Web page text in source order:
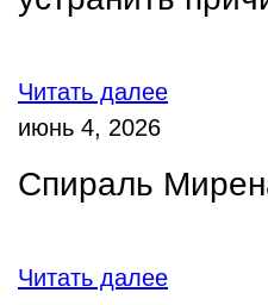
Читать далее
июнь 4, 2026
Спираль
Читать далее